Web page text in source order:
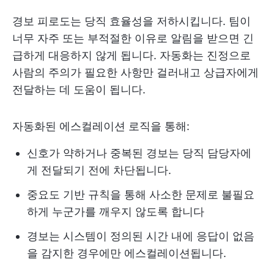
경보 피로도는 당직 효율성을 저하시킵니다. 팀이
너무 자주 또는 부적절한 이유로 알림을 받으면 긴
급하게 대응하지 않게 됩니다. 자동화는 진정으로
사람의 주의가 필요한 사항만 걸러내고 상급자에게
전달하는 데 도움이 됩니다.
자동화된 에스컬레이션 로직을 통해:
신호가 약하거나 중복된 경보는 당직 담당자에
게 전달되기 전에 차단됩니다.
중요도 기반 규칙을 통해 사소한 문제로 불필요
하게 누군가를 깨우지 않도록 합니다
경보는 시스템이 정의된 시간 내에 응답이 없음
을 감지한 경우에만 에스컬레이션됩니다.